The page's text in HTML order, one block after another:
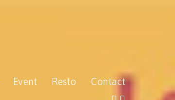
Event Resto Contact